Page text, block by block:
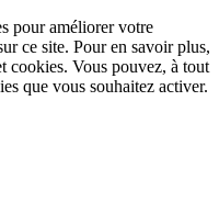
pour améliorer votre
ce site. Pour en savoir plus,
cookies. Vous pouvez, à tout
que vous souhaitez activer.